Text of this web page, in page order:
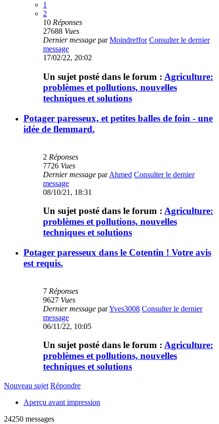
1
2
10 Réponses
27688 Vues
Dernier message parMoindreffor Consulter le dernier
message
17/02/22, 20:02
Un sujet posté dans le forum : Agriculture:
problèmes et pollutions, nouvelles
techniques et solutions
Potager paresseux, et petites balles de foin - une
idée de flemmard.
2 Réponses
7726 Vues
Dernier message parAhmed Consulter le dernier
message
08/10/21, 18:31
Un sujet posté dans le forum : Agriculture:
problèmes et pollutions, nouvelles
techniques et solutions
Potager paresseux dans le Cotentin ! Votre avis
est requis.
7 Réponses
9627 Vues
Dernier message parYves3008 Consulter le dernier
message
06/11/22, 10:05
Un sujet posté dans le forum : Agriculture:
problèmes et pollutions, nouvelles
techniques et solutions
Nouveau sujet Répondre
Aperçu avant impression
24250 messages